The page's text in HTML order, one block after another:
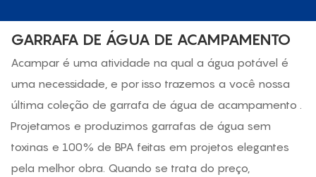
GARRAFA DE ÁGUA DE ACAMPAMENTO
Acampar é uma atividade na qual a água potável é
uma necessidade, e por isso trazemos a você nossa
última coleção de garrafa de água de acampamento
Projetamos e produzimos garrafas de água sem
toxinas e 100% de BPA feitas em projetos elegantes
pela melhor obra. Quando se trata do preço,